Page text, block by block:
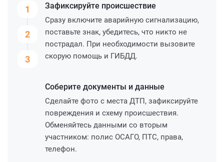
1
2
3
Зафиксируйте происшествие
Сразу включите аварийную сигнализацию,
поставьте знак, убедитесь, что никто не
пострадал. При необходимости вызовите
скорую помощь и ГИБДД.
Соберите документы и данные
Сделайте фото с места ДТП, зафиксируйте
повреждения и схему происшествия.
Обменяйтесь данными со вторым
участником: полис ОСАГО, ПТС, права,
телефон.